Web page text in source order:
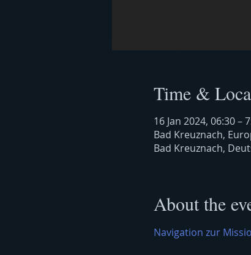
Time &
16 Jan 2024, 06:30 –
Bad Kreuznach,
Bad Kreuznach,
About the
Navigation zur